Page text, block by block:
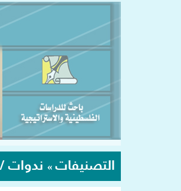
التصنيفات » ندوات